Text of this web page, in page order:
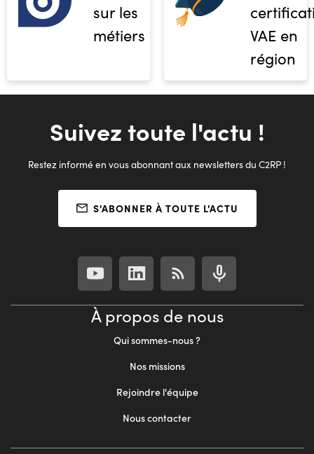
sur les
métiers
VAE en
région
Suivez toute l'actu !
Restez informé en vous abonnant aux newsletters du C2RP !
S'ABONNER À TOUTE L'ACTU
À propos de nous
Qui sommes-nous ?
Nos missions
Rejoindre l'équipe
Nous contacter